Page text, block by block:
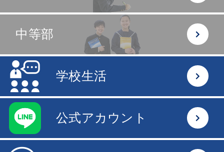
中等部
学校生活
公式アカウント